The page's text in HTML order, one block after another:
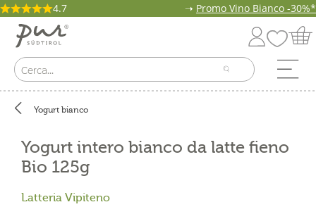
4.7 ➝ Promo Vino Bianco -30%*
Yogurt bianco
Yogurt intero bianco da latte fieno
Bio 125g
Latteria Vipiteno